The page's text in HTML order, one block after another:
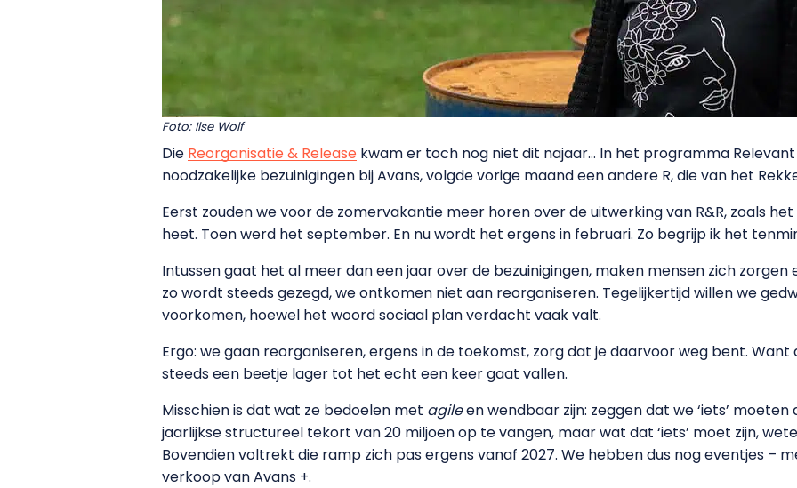
Foto: Ilse Wolf
Die Reorganisatie & Release kwam er toch nog niet dit najaar… In het programma
noodzakelijke bezuinigingen bij Avans, volgde vorige maand een andere R, die van het
Eerst zouden we voor de zomervakantie meer horen over de uitwerking van R&R, zoals
heet. Toen werd het september. En nu wordt het ergens in februari. Zo begrijp ik het
Intussen gaat het al meer dan een jaar over de bezuinigingen, maken mensen zich zorgen
zo wordt steeds gezegd, we ontkomen niet aan reorganiseren. Tegelijkertijd willen we
voorkomen, hoewel het woord sociaal plan verdacht vaak valt.
Ergo: we gaan reorganiseren, ergens in de toekomst, zorg dat je daarvoor weg bent.
steeds een beetje lager tot het echt een keer gaat vallen.
Misschien is dat wat ze bedoelen met agileen wendbaar zijn: zeggen dat we ‘iets’
jaarlijkse structureel tekort van 20 miljoen op te vangen, maar wat dat ‘iets’ moet zijn,
Bovendien voltrekt die ramp zich pas ergens vanaf 2027. We hebben dus nog eventjes –
verkoop van Avans +.